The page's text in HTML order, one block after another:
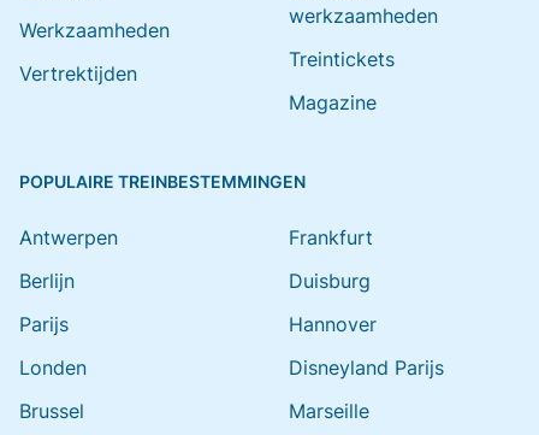
Werkzaamheden
Vertrektijden
werkzaamheden
Treintickets
Magazine
POPULAIRE TREINBESTEMMINGEN
Antwerpen
Berlijn
Parijs
Londen
Brussel
Frankfurt
Duisburg
Hannover
Disneyland Parijs
Marseille